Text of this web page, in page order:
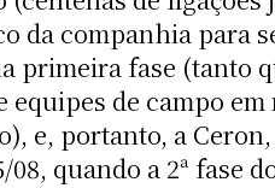
da companhia para
primeira fase (tanto
de campo
e, portanto, a
quando a 2ª fase